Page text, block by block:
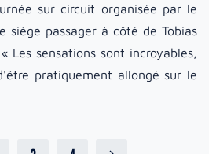
sur circuit organisée par le
siège passager à côté de Tobias
Les sensations sont incroyables,
pratiquement allongé sur le